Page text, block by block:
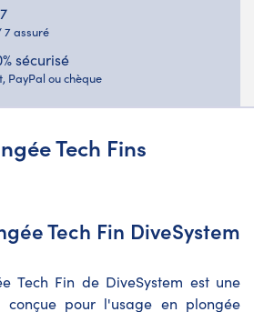
7 assuré
sécurisé
PayPal ou chèque
Tech Fins
Tech Fin DiveSystem
Tech Fin de DiveSystem est une
conçue pour l'usage en plongée